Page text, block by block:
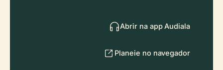
Abrir na app Audiala
Planeie no navegador